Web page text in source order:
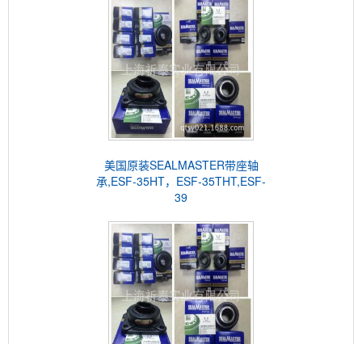
美国原装SEALMASTER带座轴
承,ESF-35HT，ESF-35THT,ESF-
39